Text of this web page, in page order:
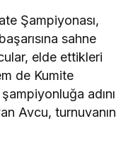
Şampiyonası,
sahne
elde ettikleri
de Kumite
adını
Avcu, turnuvanın